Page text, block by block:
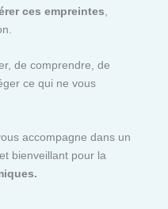
ces empreintes
de comprendre, de
ce qui ne vous
accompagne dans un
bienveillant pour la